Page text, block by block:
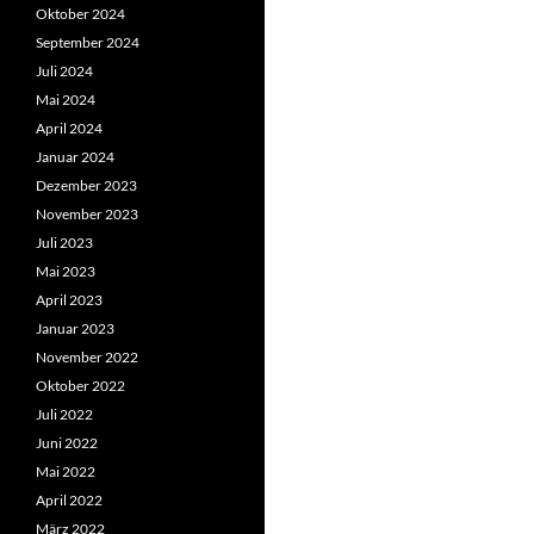
Oktober 2024
September 2024
Juli 2024
Mai 2024
April 2024
Januar 2024
Dezember 2023
November 2023
Juli 2023
Mai 2023
April 2023
Januar 2023
November 2022
Oktober 2022
Juli 2022
Juni 2022
Mai 2022
April 2022
März 2022